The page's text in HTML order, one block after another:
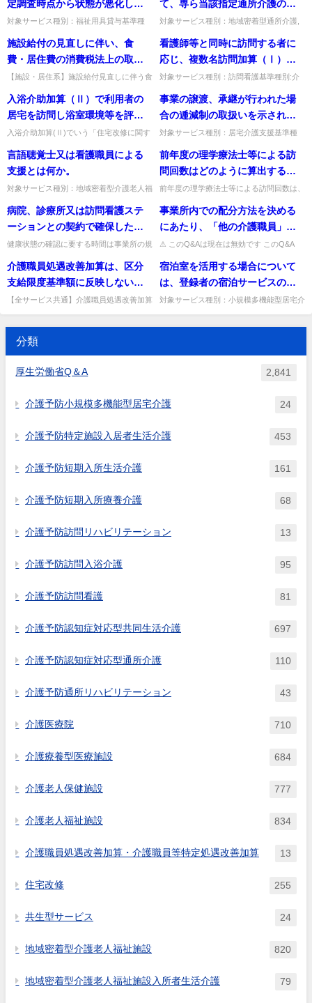
３％ …正当な理由として減算
なし ②助言を受けている１件分
について除外。 ８１÷１０１×１
００≒８０．１％ …減算あり
サービス従業者あるいは利用者
の家族に対し指導や助言するこ
ととなっているが、その訪問頻
度はどの程度か。 ※令和3年度介
護報酬改定に関する
Q&A（vol.2）（令和3年3月23
日）問2で修正。
には、５月から加算の算定が可
能か。
定調査時点から状態が悪化して
いるような場合には、ケアマネ
(地域包括支援センター）及び保
険者が必要と認めた場合には、
対象サービス種別：福祉用具貸与基準種
用者が、あきらかに直近の認定調査時点か
ら状態が悪化しているような場...
て、専ら当該指定通所介護の提
供に当たる看護職員を１名以上
配置とあるが、指定基準の他に
配置する必要があるのか。
対象サービス種別：地域密着型通所介護,
介護報酬「中重度者ケア体制加算につい
て」質問 通所介護を行う時...
施設給付の見直しに伴い、食
費・居住費の消費税法上の取扱
いはどうなるのか。
【施設・居住系】施設給付見直しに伴う食
食費・居住費を除き、従前どおり非課税と
して取り扱う。出典：平成1...
看護師等と同時に訪問する者に
応じ、複数名訪問加算（Ⅰ）又
は複数名訪問加算（Ⅱ）を算定
することになるが、同一日及び
同一月において併算することが
対象サービス種別：訪問看護基準種別:介
同時に訪問する者に応じ、複数名訪問加算
（Ⅰ）又は複数名訪問加算（...
入浴介助加算（Ⅱ）で利用者の
居宅を訪問し浴室環境等を評価
する「住宅改修に関する専門的
知識及び経験を有する者」とは
どのような者が想定されるか。
入浴介助加算(Ⅱ)でいう「住宅改修に関す
福祉・住環境コーディネーター2級以上の
者等が想定されます（通所...
事業の譲渡、承継が行われた場
合の逓減制の取扱いを示された
い。
対象サービス種別：居宅介護支援基準種
承継が行われた場合の逓減制の取扱いを示
されたい。回答事業の譲渡、承...
言語聴覚士又は看護職員による
支援とは何か。
対象サービス種別：地域密着型介護老人福
算」の見直し関係」質問言語聴覚士又は看
護職員による支援とは何か。...
前年度の理学療法士等による訪
問回数はどのように算出するの
か。
前年度の理学療法士等による訪問回数は、
訪問看護記録書等を参照して確認しま
す。...
病院、診療所又は訪問看護ステ
ーションとの契約で確保した看
護職員は、営業日ごとに利用者
の健康状態の確認を行う必要が
あるが、その場合どの程度の従
事時間が必要か。また、事業所
に駆けつけることができる体制
ているのか。
健康状態の確認に要する時間は事業所の規
利用者全員に対して適切に健康状態の確認
を行えるよう病院・診療所・...
事業所内での配分方法を決める
にあたり、「他の介護職員」を
設定せず、「経験・技能のある
介護職員」と「その他の職種」
のみの設定となることは想定さ
⚠ このQ&Aは現在は無効です このQ&A
となっています（処遇改善加算など、要件
が変更さ...
介護職員処遇改善加算は、区分
支給限度基準額に反映しないと
ありますが、利用料には反映さ
れるのか。
【全サービス共通】介護職員処遇改善加算
利用者には通常どおり1割を...
宿泊室を活用する場合について
は、登録者の宿泊サービスの利
用者と登録者以外の短期利用者
の合計が、宿泊サービスの利用
て、登録者の宿泊サービス利用
が重複した場合の対応如何。
対象サービス種別：小規模多機能型居宅介
分類
厚生労働省Q＆A 2,841
介護予防小規模多機能型居宅介護 24
介護予防特定施設入居者生活介護 453
介護予防短期入所生活介護 161
介護予防短期入所療養介護 68
介護予防訪問リハビリテーション 13
介護予防訪問入浴介護 95
介護予防訪問看護 81
介護予防認知症対応型共同生活介護 697
介護予防認知症対応型通所介護 110
介護予防通所リハビリテーション 43
介護医療院 710
介護療養型医療施設 684
介護老人保健施設 777
介護老人福祉施設 834
介護職員処遇改善加算・介護職員等特定処遇改善加算 13
住宅改修 255
共生型サービス 24
地域密着型介護老人福祉施設 820
地域密着型介護老人福祉施設入所者生活介護 79